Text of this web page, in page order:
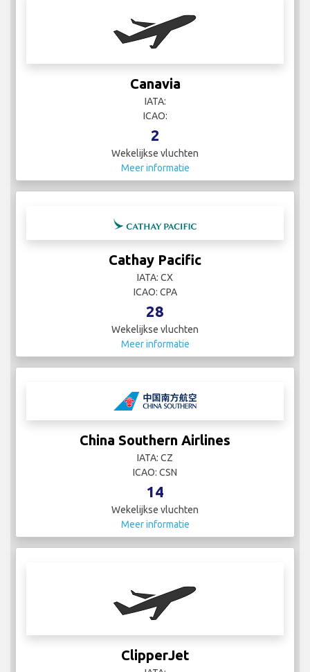
Canavia
IATA:
ICAO:
2
Wekelijkse vluchten
Meer informatie
Cathay Pacific
IATA: CX
ICAO: CPA
28
Wekelijkse vluchten
Meer informatie
China Southern Airlines
IATA: CZ
ICAO: CSN
14
Wekelijkse vluchten
Meer informatie
ClipperJet